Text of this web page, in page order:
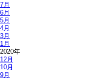
7月
6月
5月
4月
3月
1月
2020年
12月
10月
9月